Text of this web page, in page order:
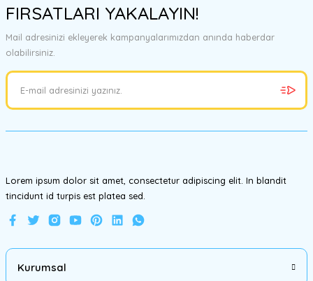
FIRSATLARI YAKALAYIN!
Mail adresinizi ekleyerek kampanyalarımızdan anında haberdar
olabilirsiniz.
Lorem ipsum dolor sit amet, consectetur adipiscing elit. In blandit
tincidunt id turpis est platea sed.
Kurumsal